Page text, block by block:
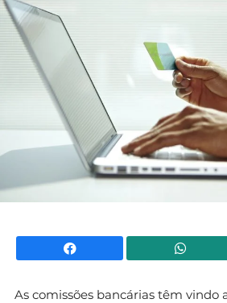
Facebook
As comissões bancárias têm vindo